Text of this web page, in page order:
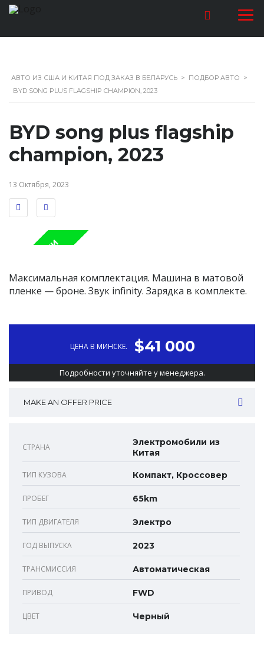
АВТО ИЗ США И КИТАЯ ПОД ЗАКАЗ В БЕЛАРУСЬ > ПОДБОР АВТО >
BYD SONG PLUS FLAGSHIP CHAMPION, 2023
BYD song plus flagship
champion, 2023
13 Октября, 2023
В НАЛИЧИИ
Максимальная комплектация. Машина в матовой
пленке — броне. Звук infinity. Зарядка в комплекте.
ЦЕНА В МИНСКЕ. $41 000
Подробности уточняйте у менеджера.
MAKE AN OFFER PRICE
СТРАНА
Электромобили из
Китая
ТИП КУЗОВА Компакт, Кроссовер
ПРОБЕГ 65km
ТИП ДВИГАТЕЛЯ Электро
ГОД ВЫПУСКА 2023
ТРАНСМИССИЯ Автоматическая
ПРИВОД FWD
ЦВЕТ Черный